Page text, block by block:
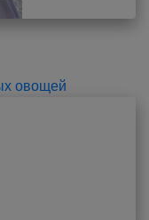
овощей